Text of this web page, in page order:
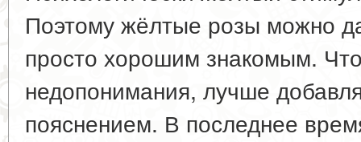
Поэтому жёлтые розы можно
просто хорошим знакомым.
недопонимания, лучше
пояснением. В последнее